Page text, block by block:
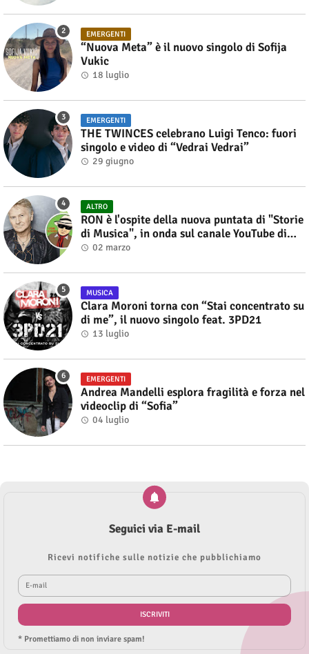
EMERGENTI
“Nuova Meta” è il nuovo singolo di Sofija
Vukic
18 luglio
EMERGENTI
THE TWINCES celebrano Luigi Tenco: fuori
singolo e video di “Vedrai Vedrai”
29 giugno
ALTRO
RON è l'ospite della nuova puntata di "Storie
di Musica", in onda sul canale YouTube di
Alberto Salerno
02 marzo
MUSICA
Clara Moroni torna con “Stai concentrato su
di me”, il nuovo singolo feat. 3PD21
13 luglio
EMERGENTI
Andrea Mandelli esplora fragilità e forza nel
videoclip di “Sofia”
04 luglio
Seguici via E-mail
Ricevi notifiche sulle notizie che pubblichiamo
* Promettiamo di non inviare spam!